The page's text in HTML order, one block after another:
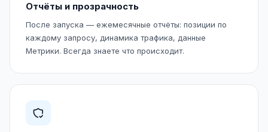
Отчёты и прозрачность
После запуска — ежемесячные отчёты: позиции по
каждому запросу, динамика трафика, данные
Метрики. Всегда знаете что происходит.